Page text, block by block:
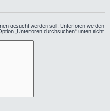
gesucht werden soll. Unterforen werden
„Unterforen durchsuchen“ unten nicht